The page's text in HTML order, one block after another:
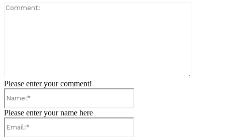
Please enter your comment!
Please enter your name here